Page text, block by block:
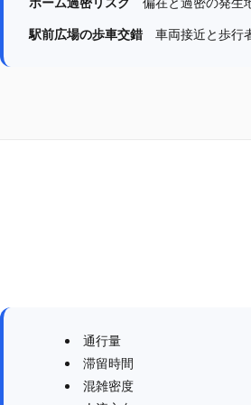
駅前広場の歩車交錯 車両接近と歩行
通行量
滞留時間
混雑密度